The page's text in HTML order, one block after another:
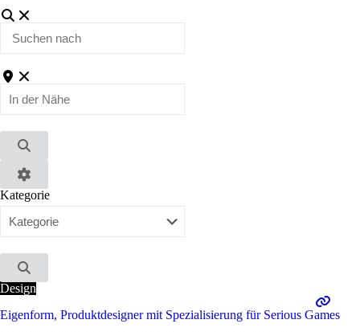
Suchen
In
Nähe
Suchen
Advanced
Filters
Kategorie
Suchen
Design
Eigenform, Produktdesigner mit Spezialisierung für Serious Games